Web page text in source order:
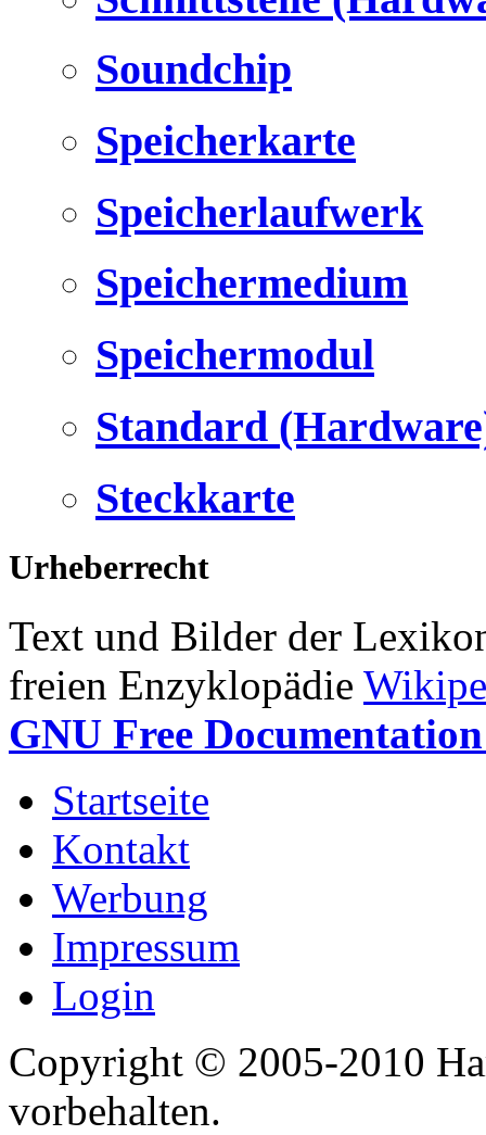
Soundchip
Speicherkarte
Speicherlaufwerk
Speichermedium
Speichermodul
Standard
Steckkarte
Urheberrecht
Text und Bilder der
freien Enzyklopädie
GNU Free
Startseite
Kontakt
Werbung
Impressum
Login
Copyright © 2005-2010
vorbehalten.